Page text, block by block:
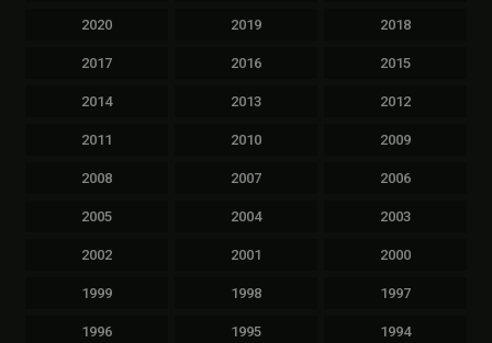
2020 2019 2018
2017 2016 2015
2014 2013 2012
2011 2010 2009
2008 2007 2006
2005 2004 2003
2002 2001 2000
1999 1998 1997
1996 1995 1994